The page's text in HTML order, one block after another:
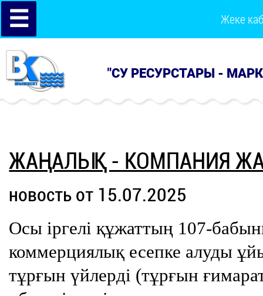
☰ Жеке
"СУ РЕСУРСТАРЫ -
ЖАҢАЛЫҚ - КОМПАНИЯ
новость от 15.07.2025
Осы іргелі құжаттың 107-
коммерциялық есепке алуды
тұрғын үйлерді (тұрғын